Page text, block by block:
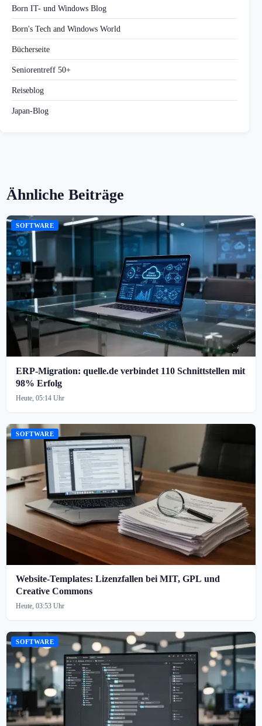
Born IT- und Windows Blog
Born's Tech and Windows World
Bücherseite
Seniorentreff 50+
Reiseblog
Japan-Blog
Ähnliche Beiträge
SOFTWARE
ERP-Migration: quelle.de verbindet 110 Schnittstellen mit
98% Erfolg
Heute, 05:14 Uhr
SOFTWARE
Website-Templates: Lizenzfallen bei MIT, GPL und
Creative Commons
Heute, 03:53 Uhr
SOFTWARE